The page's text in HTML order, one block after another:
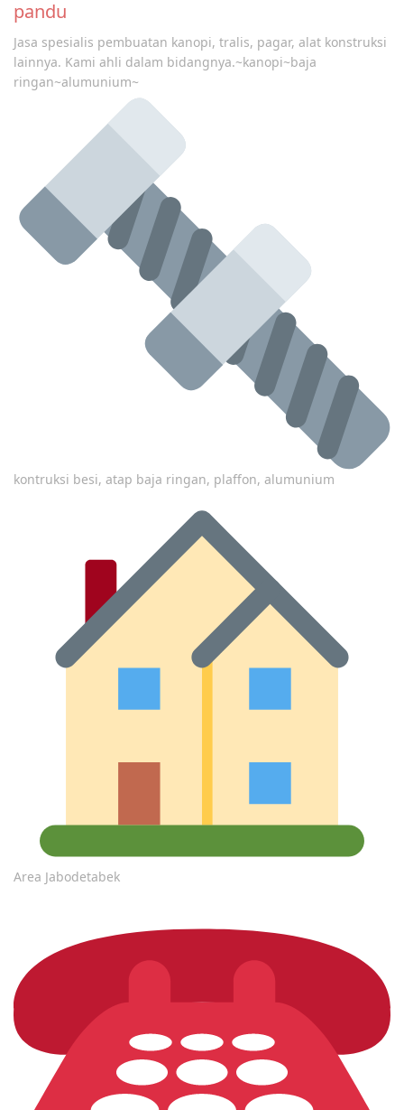
pandu
Jasa spesialis pembuatan kanopi, tralis, pagar, alat konstruksi
lainnya. Kami ahli dalam bidangnya.~kanopi~baja
ringan~alumunium~
kontruksi besi, atap baja ringan, plaffon, alumunium
Area Jabodetabek